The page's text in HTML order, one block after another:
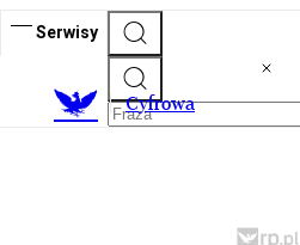
Serwisy
Cyfrowa